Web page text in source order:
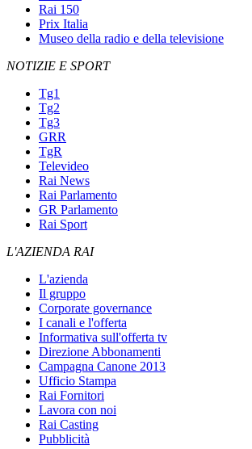
Rai 150
Prix Italia
Museo della radio e della televisione
NOTIZIE E SPORT
Tg1
Tg2
Tg3
GRR
TgR
Televideo
Rai News
Rai Parlamento
GR Parlamento
Rai Sport
L'AZIENDA RAI
L'azienda
Il gruppo
Corporate governance
I canali e l'offerta
Informativa sull'offerta tv
Direzione Abbonamenti
Campagna Canone 2013
Ufficio Stampa
Rai Fornitori
Lavora con noi
Rai Casting
Pubblicità